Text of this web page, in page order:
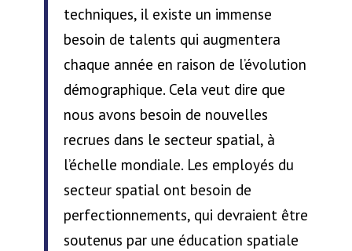
techniques, il existe un immense
besoin de talents qui augmentera
chaque année en raison de l’évolution
démographique. Cela veut dire que
nous avons besoin de nouvelles
recrues dans le secteur spatial, à
l’échelle mondiale. Les employés du
secteur spatial ont besoin de
perfectionnements, qui devraient être
soutenus par une éducation spatiale